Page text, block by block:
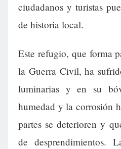
ciudadanos y turistas
de historia local.
Este refugio, que forma
la Guerra Civil, ha
luminarias y en su
humedad y la corrosión
partes se deterioren y
de desprendimientos.